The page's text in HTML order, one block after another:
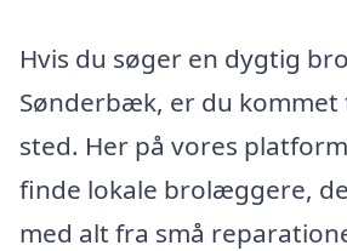
Hvis du søger en dygtig
Sønderbæk, er du
sted. Her på vores
finde lokale brolæggere,
med alt fra små